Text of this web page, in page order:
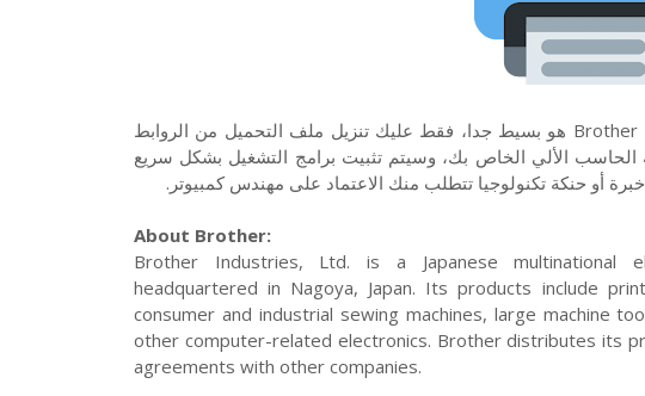
عملية تثبيت برامج التشغيل الخاصة بطابعة Brother DCP 8060 هو بسيط جدا، فقط عليك تنزيل ملف التحميل من الروابط
الألي الخاص بك، وسيتم تثبيت برامج التشغيل بشكل سريع
أو حنكة تكنولوجيا تتطلب منك الاعتماد على مهندس كمبيوتر.
About Brother:
Brother Industries, Ltd. is a Japanese multinational
headquartered in Nagoya, Japan. Its products include
consumer and industrial sewing machines, large machine
other computer-related electronics. Brother distributes its
agreements with other companies.